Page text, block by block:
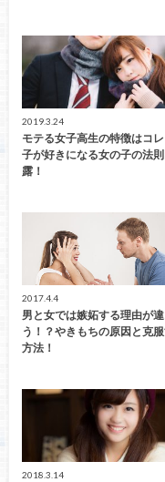
2019.3.24
モテる女子高生の特徴はコ
子が好きになる女の子の法
露！
2017.4.4
男と女では嫉妬する理由が違
う！？やきもちの原因と克
方法！
2018.3.14